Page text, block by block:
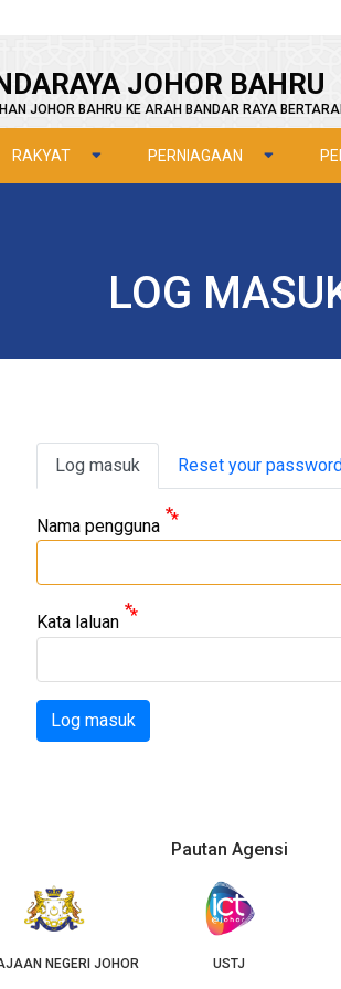
JOHOR BAHRU
JOHOR BAHRU KE ARAH BANDAR RAYA
RAKYAT PERNIAGAAN
LOG
Primary tabs
Log masuk Reset your
Nama pengguna
Kata laluan
Log masuk
Pautan Agensi
NEGERI JOHOR USTJ